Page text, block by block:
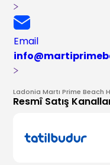
Email
Ladonia Martı Prime Beach
Resmî Satış